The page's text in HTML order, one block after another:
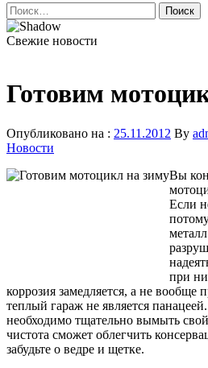
Найти:
Свежие новости
Готовим
Опубликовано на : 25.11.2012 By
Новости
Вы
Если
при
коррозия замедляется, а не вообще
теплый гараж не является
необходимо тщательно вымыть
чистота сможет облегчить
забудьте о ведре и щетке.